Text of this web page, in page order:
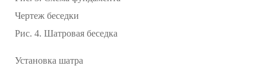
Чертеж беседки
Рис. 4. Шатровая беседка
Установка шатра